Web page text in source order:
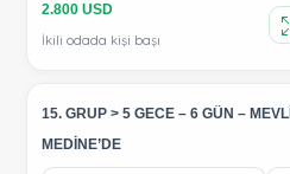
2.800 USD
İkili odada kişi başı
15. GRUP > 5 GECE – 6 GÜN –
MEDİNE’DE